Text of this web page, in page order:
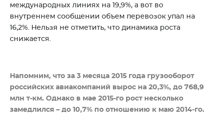
международных линиях на 19,9%, а вот во
внутреннем сообщении объем перевозок упал на
16,2%. Нельзя не отметить, что динамика роста
снижается.
Напомним, что за 3 месяца 2015 года грузооборот
российских авиакомпаний вырос на 20,3%, до 768,9
млн т-км. Однако в мае 2015-го рост несколько
замедлился – до 10,7% по отношению к маю 2014-го.